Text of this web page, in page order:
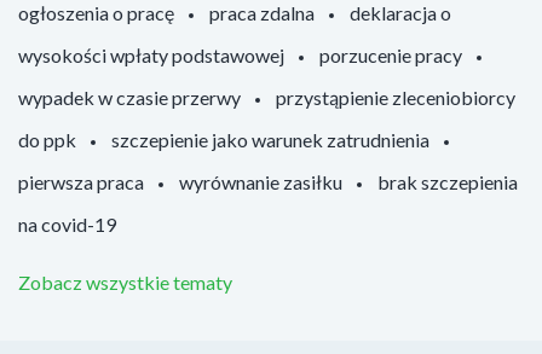
ogłoszenia o pracę praca zdalna
deklaracja o
wysokości wpłaty podstawowej
porzucenie pracy
wypadek w czasie przerwy
przystąpienie zleceniobiorcy
do ppk
szczepienie jako warunek zatrudnienia
pierwsza praca
wyrównanie zasiłku
brak szczepienia
na covid-19
Zobacz wszystkie tematy